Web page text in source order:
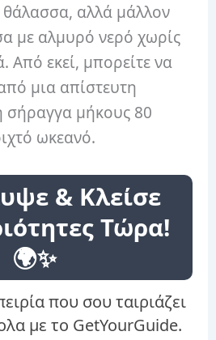
αλλά μάλλον
με αλμυρό νερό χωρίς
Από εκεί, μπορείτε να
μια απίστευτη
μήκους 80
ωκεανό.
& Κλείσε
Τώρα!
🌍✨
που σου ταιριάζει
με το GetYourGuide.